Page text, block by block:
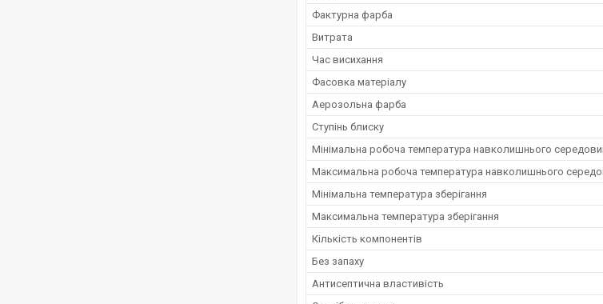
Фактурна фарба
Витрата
Час висихання
Фасовка матеріалу
Аерозольна фарба
Ступінь блиску
Мінімальна робоча температура навколишнього
Максимальна робоча температура навколишнього
Мінімальна температура зберігання
Максимальна температура зберігання
Кількість компонентів
Без запаху
Антисептична властивість